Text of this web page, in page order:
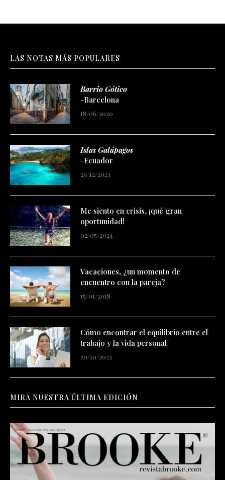
LAS NOTAS MÁS POPULARES
Barrio Gótico
-Barcelona
18/06/2020
Islas Galápagos
-Ecuador
29/12/2023
Me siento en crisis, ¡qué gran
oportunidad!
02/05/2024
Vacaciones, ¿un momento de
encuentro con la pareja?
15/01/2018
Cómo encontrar el equilibrio entre el
trabajo y la vida personal
20/10/2023
MIRA NUESTRA ÚLTIMA EDICIÓN